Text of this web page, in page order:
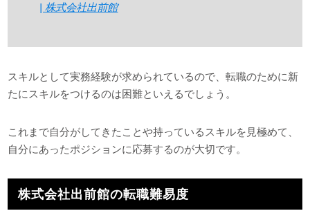
| 株式会社出前館
スキルとして実務経験が求められているので、転職のために新
たにスキルをつけるのは困難といえるでしょう。
これまで自分がしてきたことや持っているスキルを見極めて、
自分にあったポジションに応募するのが大切です。
株式会社出前館の転職難易度